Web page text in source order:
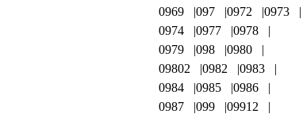
0969
097 0972
0973
0974
0977
0978
0979
098
0980
09802
0982
0983
0984
0985
0986
0987
099
09912